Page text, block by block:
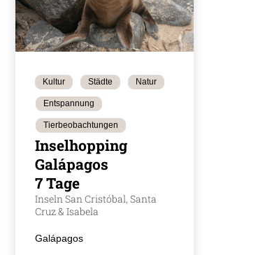
Kultur Städte Natur
Entspannung
Tierbeobachtungen
Inselhopping
Galápagos
7 Tage
Inseln San Cristóbal, Santa
Cruz & Isabela
Galápagos